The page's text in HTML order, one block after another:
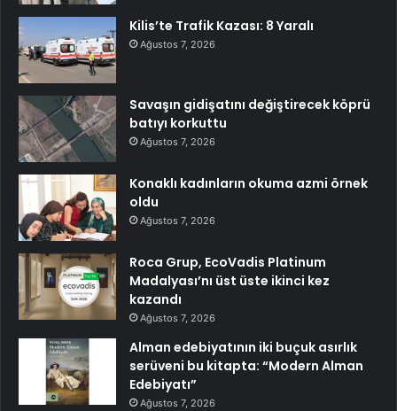
Kilis’te Trafik Kazası: 8 Yaralı
Ağustos 7, 2026
Savaşın gidişatını değiştirecek köprü
batıyı korkuttu
Ağustos 7, 2026
Konaklı kadınların okuma azmi örnek
oldu
Ağustos 7, 2026
Roca Grup, EcoVadis Platinum
Madalyası’nı üst üste ikinci kez
kazandı
Ağustos 7, 2026
Alman edebiyatının iki buçuk asırlık
serüveni bu kitapta: “Modern Alman
Edebiyatı”
Ağustos 7, 2026